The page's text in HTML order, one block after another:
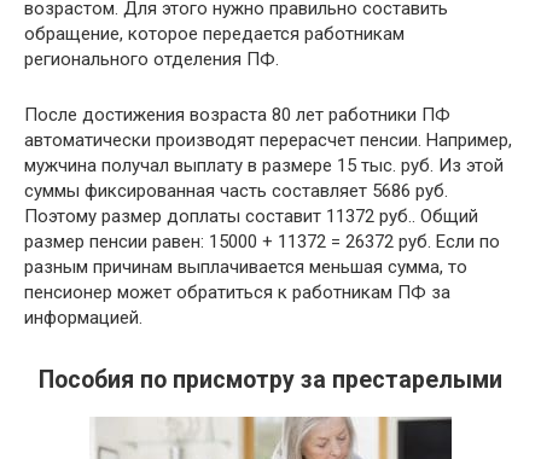
возрастом. Для этого нужно правильно составить
обращение, которое передается работникам
регионального отделения ПФ.
После достижения возраста 80 лет работники ПФ
автоматически производят перерасчет пенсии. Например,
мужчина получал выплату в размере 15 тыс. руб. Из этой
суммы фиксированная часть составляет 5686 руб.
Поэтому размер доплаты составит 11372 руб.. Общий
размер пенсии равен: 15000 + 11372 = 26372 руб. Если по
разным причинам выплачивается меньшая сумма, то
пенсионер может обратиться к работникам ПФ за
информацией.
Пособия по присмотру за престарелыми